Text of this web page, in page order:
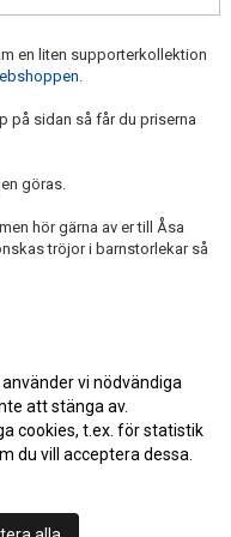
en liten supporterkollektion
på sidan så får du priserna
göras.
hör gärna av er till Åsa
tröjor i barnstorlekar så
vi nödvändiga
att stänga av.
cookies, t.ex. för statistik
du vill acceptera dessa.